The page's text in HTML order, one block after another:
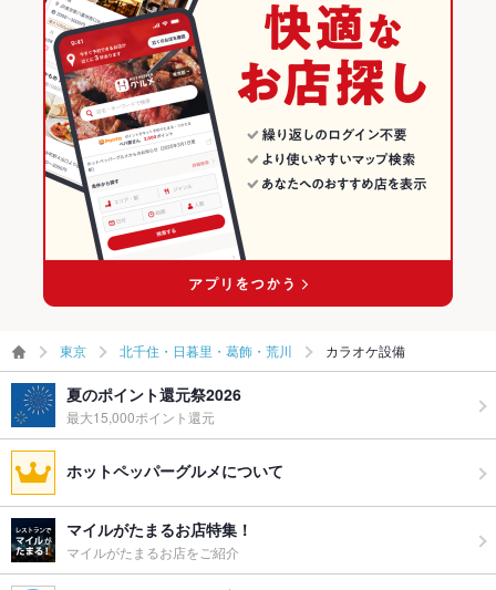
東京 北千住・日暮里・葛飾・荒川 カラオケ設備
夏のポイント還元祭2026
最大15,000ポイント還元
ホットペッパーグルメについて
マイルがたまるお店特集！
マイルがたまるお店をご紹介